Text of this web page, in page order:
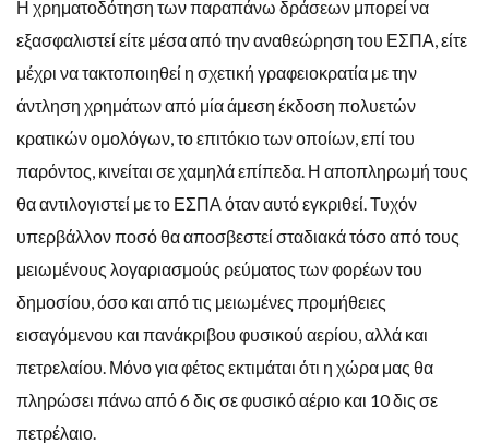
Η χρηματοδότηση των παραπάνω δράσεων μπορεί να
εξασφαλιστεί είτε μέσα από την αναθεώρηση του ΕΣΠΑ, είτε
μέχρι να τακτοποιηθεί η σχετική γραφειοκρατία με την
άντληση χρημάτων από μία άμεση έκδοση πολυετών
κρατικών ομολόγων, το επιτόκιο των οποίων, επί του
παρόντος, κινείται σε χαμηλά επίπεδα. Η αποπληρωμή τους
θα αντιλογιστεί με το ΕΣΠΑ όταν αυτό εγκριθεί. Τυχόν
υπερβάλλον ποσό θα αποσβεστεί σταδιακά τόσο από τους
μειωμένους λογαριασμούς ρεύματος των φορέων του
δημοσίου, όσο και από τις μειωμένες προμήθειες
εισαγόμενου και πανάκριβου φυσικού αερίου, αλλά και
πετρελαίου. Μόνο για φέτος εκτιμάται ότι η χώρα μας θα
πληρώσει πάνω από 6 δις σε φυσικό αέριο και 10 δις σε
πετρέλαιο.